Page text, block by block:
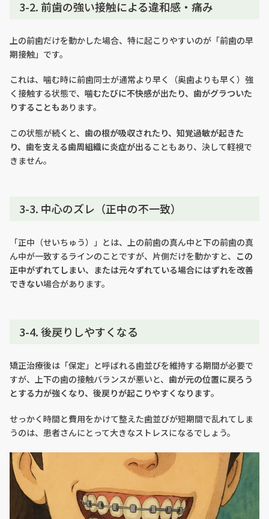
3-2. 前歯の強い接触による違和感・痛み
上の前歯だけを動かした場合、特に起こりやすいのが「前歯の早
期接触」です。
これは、噛む時に前歯同士が通常より早く（奥歯よりも早く）強
く接触する状態で、 噛むたびに不快感が出たり、歯がグラついた
りすることも あります。
この状態が続くと、 歯の根が吸収されたり、知覚過敏が起きた
り、歯を支える歯周組織に炎症が出る こともあり、決して軽視で
きません。
3-3. 中心のズレ（正中の不一致）
「正中（せいちゅう）」とは、上の前歯の真ん中と下の前歯の真
ん中が一致するラインのことですが、片側だけを動かすと、 この
正中がずれてしまい、または元々ずれている場合にはずれを改善
できない場合があります。
3-4. 後戻りしやすくなる
矯正治療後は「保定」と呼ばれる歯並びを維持する期間が必要で
すが、上下の歯の接触バランスが悪いと、 歯が元の位置に戻ろう
とする力が強くなり、後戻りが起こりやすくなります。
せっかく時間と費用をかけて整えた歯並びが短期間で乱れてしま
うのは、患者さんにとって大きなストレスになるでしょう。